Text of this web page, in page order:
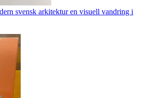
svensk arkitektur en visuell vandring i